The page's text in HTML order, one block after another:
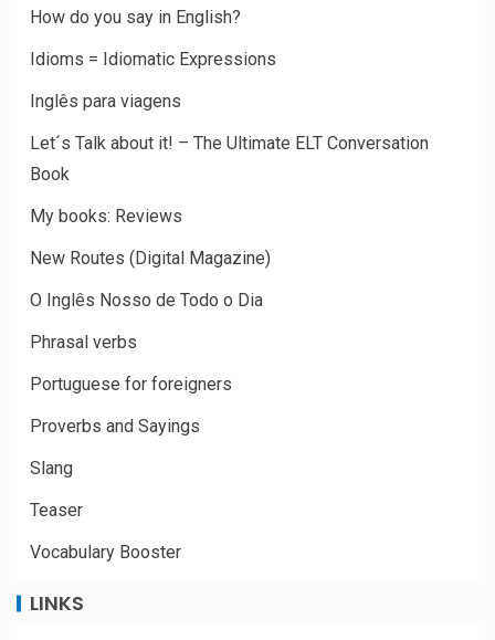
How do you say in English?
Idioms = Idiomatic Expressions
Inglês para viagens
Let´s Talk about it! – The Ultimate ELT Conversation
Book
My books: Reviews
New Routes (Digital Magazine)
O Inglês Nosso de Todo o Dia
Phrasal verbs
Portuguese for foreigners
Proverbs and Sayings
Slang
Teaser
Vocabulary Booster
LINKS